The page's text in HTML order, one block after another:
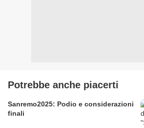
Potrebbe anche piacerti
Sanremo2025: Podio e considerazioni
finali